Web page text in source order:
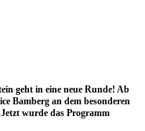
geht in eine neue Run­de! Ab
Bam­berg an dem beson­de­ren
wur­de das Pro­gramm